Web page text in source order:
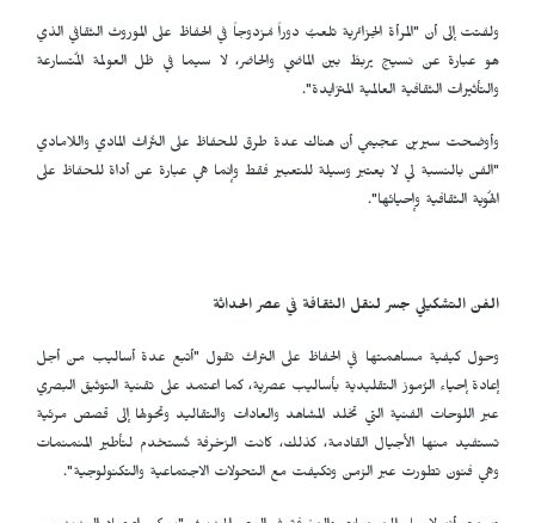
ولفتت إلى أن "المرأة الجزائرية تلعبُ دوراً مُزدوجاً في الحفاظ على الموروث الثقافي الذي
هو عبارة عن نسيج يربطً بين الماضي والحاضر، لا سيما في ظل العولمة المُتسارعة
والتأثيرات الثقافية العالمية المتزايدة".
وأوضحت سيرين عجيمي أن هناك عدة طرق للحفاظ على التُراث المادي واللامادي
"الفن بالنسبة لي لا يعتبر وسيلة للتعبير فقط وإنما هي عبارة عن أداة للحفاظ على
الهُوية الثقافية وإحيائها".
الفن التشكيلي جسر لنقل الثقافة في عصر الحداثة
وحول كيفية مساهمتها في الحفاظ على التراث تقول "أتبع عدة أساليب من أجل
إعادة إحياء الرُموز التقليدية بأساليب عصرية، كما اعتمد على تقنية التوثيق البصري
عبر اللوحات الفنية التي تخلد المشاهد والعادات والتقاليد وتحولها إلى قصص مرئية
تستفيد منها الأجيال القادمة، كذلك، كانت الزخرفة تُستخدم لتأطير المنمنمات
وهي فنون تطورت عبر الزمن وتكيفت مع التحولات الاجتماعية والتكنولوجية".